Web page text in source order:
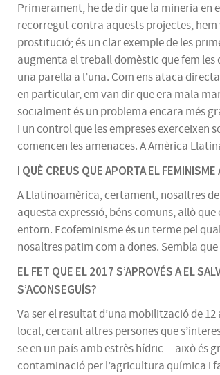
Primerament, he de dir que la mineria en
recorregut contra aquests projectes,
prostitució; és un clar exemple de les
augmenta el treball domèstic que fem les
una parella a l’una. Com ens ataca
en particular, em van dir que era mala
socialment és un problema encara més
i un control que les empreses exerceixen
comencen les amenaces. A Amèrica
I QUÈ CREUS QUE APORTA EL
A Llatinoamèrica, certament, nosaltres
aquesta expressió, béns comuns, allò
entorn. Ecofeminisme és un terme pel
nosaltres patim com a dones. Sembla
EL FET QUE EL 2017 S’APROVÉS A EL
S’ACONSEGUÍS?
Va ser el resultat d’una mobilització de
local, cercant altres persones que
se en un país amb estrès hídric —això és
contaminació per l’agricultura química i